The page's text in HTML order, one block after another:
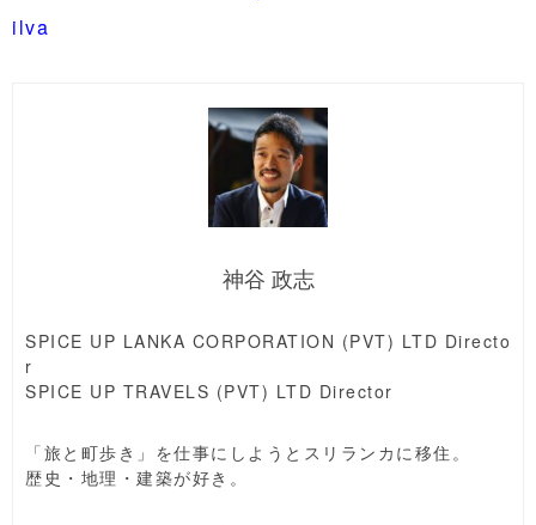
ilva
神谷 政志
SPICE UP LANKA CORPORATION (PVT) LTD Directo
r
SPICE UP TRAVELS (PVT) LTD Director
「旅と町歩き」を仕事にしようとスリランカに移住。
歴史・地理・建築が好き。